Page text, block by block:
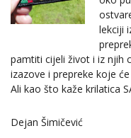
lekciji
pamtiti cijeli život i iz njih
izazove i prepreke koje
Ali kao što kaže krilatica
Dejan Šimičević